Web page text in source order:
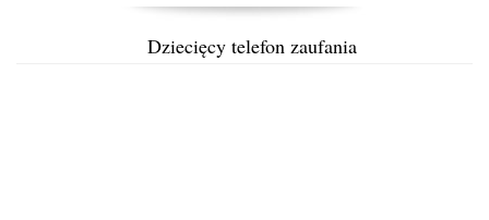
Dziecięcy telefon zaufania